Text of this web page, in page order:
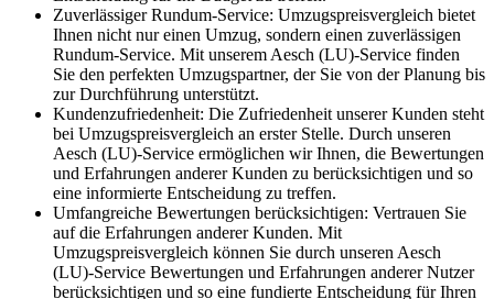
Zuverlässiger Rundum-Service: Umzugspreisvergleich bietet
Ihnen nicht nur einen Umzug, sondern einen zuverlässigen
Rundum-Service. Mit unserem Aesch (LU)-Service finden
Sie den perfekten Umzugspartner, der Sie von der Planung bis
zur Durchführung unterstützt.
Kundenzufriedenheit: Die Zufriedenheit unserer Kunden steht
bei Umzugspreisvergleich an erster Stelle. Durch unseren
Aesch (LU)-Service ermöglichen wir Ihnen, die Bewertungen
und Erfahrungen anderer Kunden zu berücksichtigen und so
eine informierte Entscheidung zu treffen.
Umfangreiche Bewertungen berücksichtigen: Vertrauen Sie
auf die Erfahrungen anderer Kunden. Mit
Umzugspreisvergleich können Sie durch unseren Aesch
(LU)-Service Bewertungen und Erfahrungen anderer Nutzer
berücksichtigen und so eine fundierte Entscheidung für Ihren